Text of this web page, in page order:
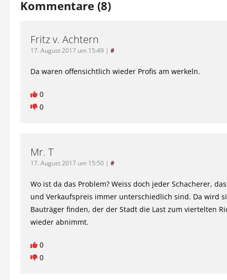
Kommentare (8)
Fritz v. Achtern
17. August 2017 um 15:49 | #
Da waren offensichtlich wieder Profis am werkeln.
0
0
Mr. T
17. August 2017 um 15:50 | #
Wo ist da das Problem? Weiss doch jeder Schacherer,
und Verkaufspreis immer unterschiedlich sind. Da wird
Bauträger finden, der der Stadt die Last zum viertelten
wieder abnimmt.
0
0